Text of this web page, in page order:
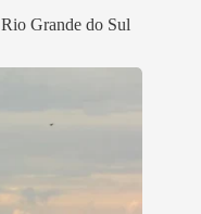
Rio Grande do Sul